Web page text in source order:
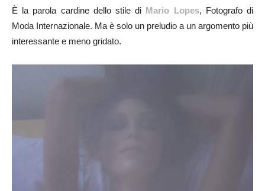
È la parola cardine dello stile di Mario Lopes, Fotografo di
Moda Internazionale. Ma è solo un preludio a un argomento più
interessante e meno gridato.